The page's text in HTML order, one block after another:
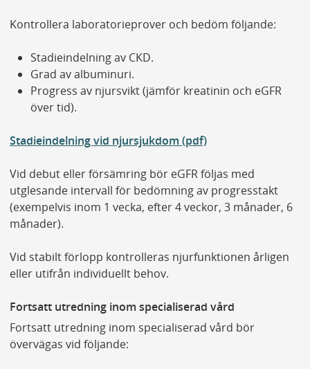
Kontrollera laboratorieprover och bedöm följande:
Stadieindelning av CKD.
Grad av albuminuri.
Progress av njursvikt (jämför kreatinin och eGFR
över tid).
Stadieindelning vid njursjukdom (pdf)
Vid debut eller försämring bör eGFR följas med
utglesande intervall för bedömning av progresstakt
(exempelvis inom 1 vecka, efter 4 veckor, 3 månader, 6
månader).
Vid stabilt förlopp kontrolleras njurfunktionen årligen
eller utifrån individuellt behov.
Fortsatt utredning inom specialiserad vård
Fortsatt utredning inom specialiserad vård bör
övervägas vid följande: